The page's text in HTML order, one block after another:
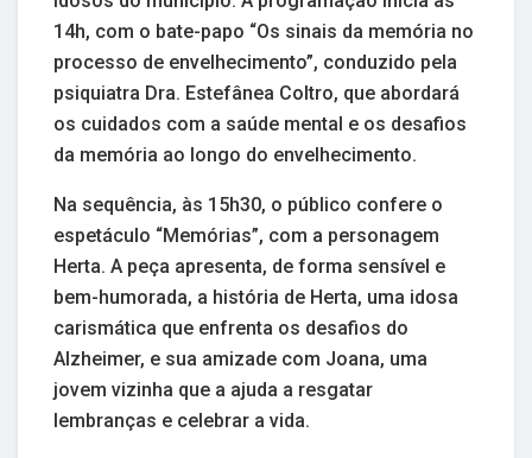
14h, com o bate-papo “Os sinais da memória no
processo de envelhecimento”, conduzido pela
psiquiatra Dra. Estefânea Coltro, que abordará
os cuidados com a saúde mental e os desafios
da memória ao longo do envelhecimento.
Na sequência, às 15h30, o público confere o
espetáculo “Memórias”, com a personagem
Herta. A peça apresenta, de forma sensível e
bem-humorada, a história de Herta, uma idosa
carismática que enfrenta os desafios do
Alzheimer, e sua amizade com Joana, uma
jovem vizinha que a ajuda a resgatar
lembranças e celebrar a vida.